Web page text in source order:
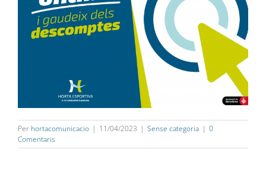
Per hortacomunicacio | 11/04/2023 | Sense categoria | 0
Comentaris